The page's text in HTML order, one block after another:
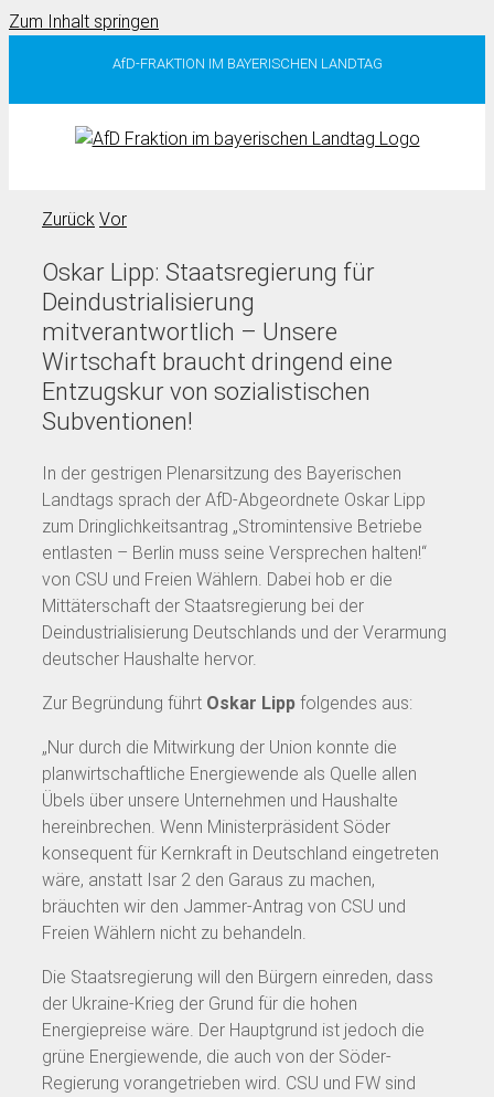
Zum Inhalt springen
AfD-FRAKTION IM BAYERISCHEN LANDTAG
Zurück Vor
Oskar Lipp: Staatsregierung für
Deindustrialisierung
mitverantwortlich – Unsere
Wirtschaft braucht dringend eine
Entzugskur von sozialistischen
Subventionen!
In der gestrigen Plenarsitzung des Bayerischen
Landtags sprach der AfD-Abgeordnete Oskar Lipp
zum Dringlichkeitsantrag „Stromintensive Betriebe
entlasten – Berlin muss seine Versprechen halten!“
von CSU und Freien Wählern. Dabei hob er die
Mittäterschaft der Staatsregierung bei der
Deindustrialisierung Deutschlands und der Verarmung
deutscher Haushalte hervor.
Zur Begründung führt Oskar Lipp folgendes aus:
„Nur durch die Mitwirkung der Union konnte die
planwirtschaftliche Energiewende als Quelle allen
Übels über unsere Unternehmen und Haushalte
hereinbrechen. Wenn Ministerpräsident Söder
konsequent für Kernkraft in Deutschland eingetreten
wäre, anstatt Isar 2 den Garaus zu machen,
bräuchten wir den Jammer-Antrag von CSU und
Freien Wählern nicht zu behandeln.
Die Staatsregierung will den Bürgern einreden, dass
der Ukraine-Krieg der Grund für die hohen
Energiepreise wäre. Der Hauptgrund ist jedoch die
grüne Energiewende, die auch von der Söder-
Regierung vorangetrieben wird. CSU und FW sind